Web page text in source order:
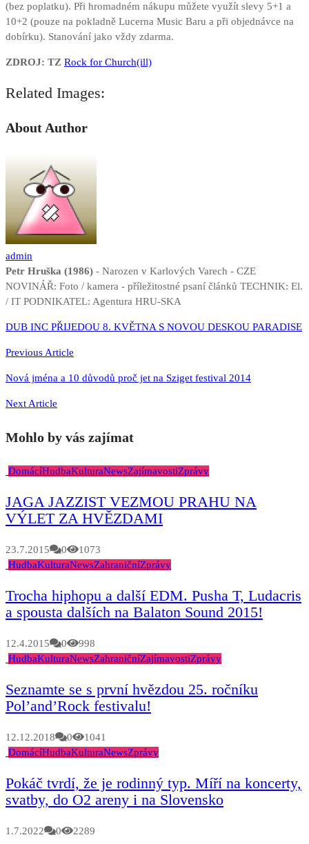
(bez poplatku). Při hromadném nákupu můžete využít slevy 5+1 a
10+2 (pouze na pokladně Lucerna Music Baru a při objednávce na
dobírku). Stanování jako vždy zdarma.
ZDROJ: TZ Rock for Church(ill)
Related Images:
About Author
admin
Petr Hruška (1986) - Narozen v Karlových Varech - CZE
NOVINÁŘ: Foto / kamera - příležitostné psaní článků TECHNIK: El.
/ IT PODNIKATEL: Agentura HRU-SKA
Navigace
pro
DUB INC PŘIJEDOU 8. KVĚTNA S NOVOU DESKOU PARADISE
Previous Article
Nová jména a 10 důvodů proč jet na Sziget festival 2014
Next Article
Mohlo by vás zajímat
DomácíHudbaKulturaNewsZajímavostiZprávy
JAGA JAZZIST VEZMOU PRAHU NA
VÝLET ZA HVĚZDAMI
23.7.2015 0
1073
HudbaKulturaNewsZahraničníZprávy
Trocha hiphopu a další EDM. Pusha T, Ludacris
a spousta dalších na Balaton Sound 2015!
12.4.2015 0
998
HudbaKulturaNewsZahraničníZajímavostiZprávy
Seznamte se s první hvězdou 25. ročníku
Pol’and’Rock festivalu!
12.12.2018 0
1041
DomácíHudbaKulturaNewsZprávy
Pokáč tvrdí, že je rodinný typ. Míří na koncerty,
svatby, do O2 areny i na Slovensko
1.7.2022 0 2289